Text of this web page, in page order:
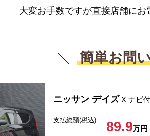
大変お手数ですが直接店舗にお
簡単お問
ニッサン デイズ X ナビ
支払総額(税込) 89.9万円